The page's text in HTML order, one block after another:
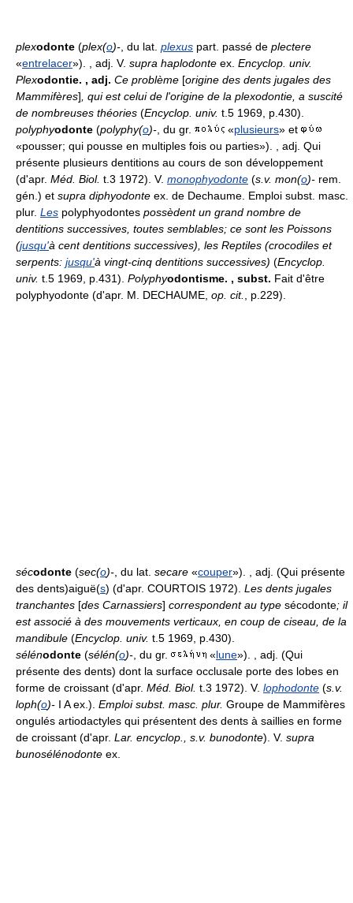
plexodonte (plex(o)-, du lat. plexus part. passé de plectere
«entrelacer»). , adj. V. supra haplodonte ex. Encyclop. univ.
Plexodontie. , adj. Ce problème [origine des dents jugales des
Mammifères], qui est celui de l'origine de la plexodontie, a suscité
de nombreuses théories (Encyclop. univ. t.5 1969, p.430).
polyphyodonte (polyphy(o)-, du gr. «plusieurs» et
«pousser; qui pousse en multiples fois ou parties»). , adj. Qui
présente plusieurs dentitions au cours de son développement
(d'apr. Méd. Biol. t.3 1972). V. monophyodonte (s.v. mon(o)- rem.
gén.) et supra diphyodonte ex. de Dechaume. Emploi subst. masc.
plur. Les polyphyodontes possèdent un grand nombre de
dentitions successives, toutes semblables; ce sont les Poissons
(jusqu'à cent dentitions successives), les Reptiles (crocodiles et
serpents: jusqu'à vingt-cinq dentitions successives) (Encyclop.
univ. t.5 1969, p.431). Polyphyodontisme. , subst. Fait d'être
polyphyodonte (d'apr. M. DECHAUME, op. cit., p.229).
sécodonte (sec(o)-, du lat. secare «couper»). , adj. (Qui présente
des dents)aiguë(s) (d'apr. COURTOIS 1972). Les dents jugales
tranchantes [des Carnassiers] correspondent au type sécodonte; il
est associé à des mouvements verticaux, en coup de ciseau, de la
mandibule (Encyclop. univ. t.5 1969, p.430).
sélénodonte (sélén(o)-, du gr. «lune»). , adj. (Qui
présente des dents) dont la surface occlusale porte des lobes en
forme de croissant (d'apr. Méd. Biol. t.3 1972). V. lophodonte (s.v.
loph(o)- I A ex.). Emploi subst. masc. plur. Groupe de Mammifères
ongulés artiodactyles qui présentent des dents à saillies en forme
de croissant (d'apr. Lar. encyclop., s.v. bunodonte). V. supra
bunosélénodonte ex.